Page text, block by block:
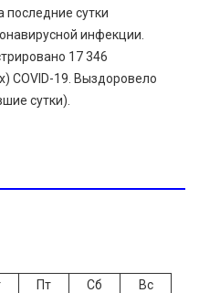
последние сутки
инфекции.
17 346
COVID-19. Выздоровело
сутки).
Пт Сб Вс